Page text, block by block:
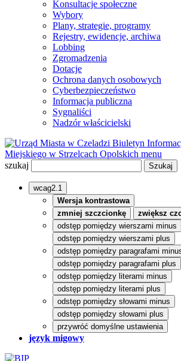
Konsultacje społeczne
Wybory
Plany, strategie, programy
Rejestry, ewidencje, archiwa
Lobbing
Zgromadzenia
Dotacje
Ochrona danych osobowych
Cyberbezpieczeństwo
Informacja publiczna
Sygnaliści
Nadzór właścicielski
Biuletyn
Miejskiego w Strzelcach Opolskich menu
szukaj
wcag2.1
Wersja kontrastowa
zmniej szczcionkę
zwiększ
odstęp pomiędzy wierszami minus
odstęp pomiędzy wierszami plus
odstęp pomiędzy paragrafami
odstęp pomiędzy paragrafami plus
odstęp pomiędzy literami minus
odstęp pomiędzy literami plus
odstęp pomiędzy słowami minus
odstęp pomiędzy słowami plus
przywróć domyślne ustawienia
język migowy